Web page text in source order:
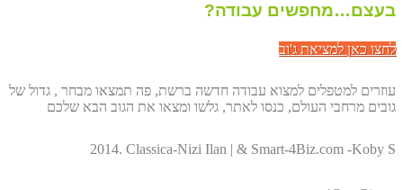
בעצם…מחפשים עבודה?
לחצו כאן למציאת ג'וב
עוזרים למטפלים למצוא עבודה חדשה ברשת, פה תמצאו מבחר , גדול של
גובים מרחבי העולם, כנסו לאתר, גלשו ומצאו את הגוב הבא שלכם
2014. Classica-Nizi Ilan | & Smart-4Biz.com -Koby S